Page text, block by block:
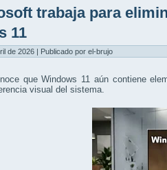
trabaja para
11
de 2026 | Publicado por el-brujo
que Windows 11 aún contiene
visual del sistema.